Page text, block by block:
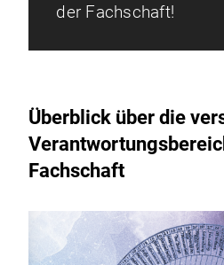
der Fachschaft!
Überblick über die
Fachschaft